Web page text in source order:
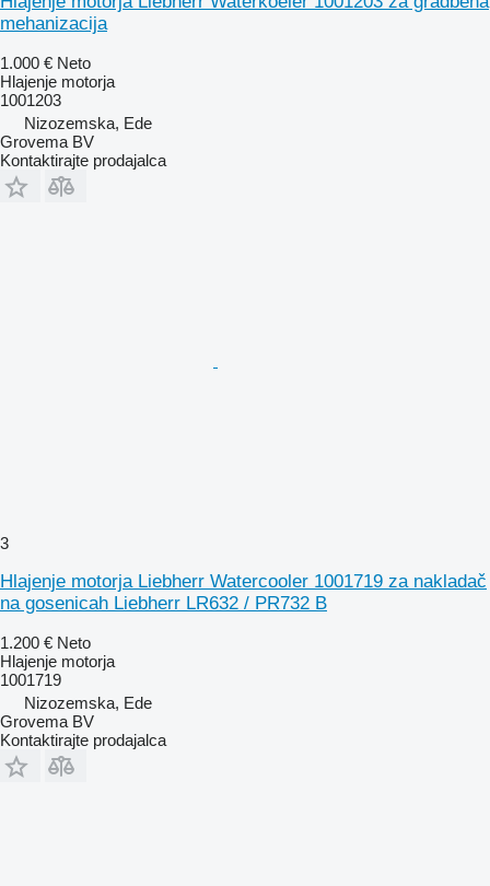
mehanizacija
1.000 € Neto
Hlajenje motorja
1001203
Nizozemska, Ede
Grovema BV
Kontaktirajte prodajalca
3
Hlajenje motorja Liebherr Watercooler 1001719 za nakladač
na gosenicah Liebherr LR632 / PR732 B
1.200 € Neto
Hlajenje motorja
1001719
Nizozemska, Ede
Grovema BV
Kontaktirajte prodajalca